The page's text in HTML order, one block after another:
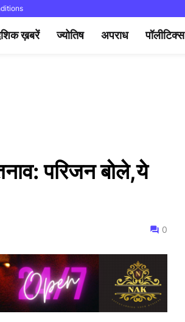
ख़बरें ज्योतिष अपराध पॉलीटिक्स
परिजन बोले,ये
0